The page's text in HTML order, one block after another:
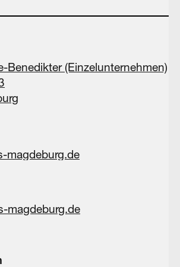
Benedikter (Einzelunternehmen)
magdeburg.de
magdeburg.de